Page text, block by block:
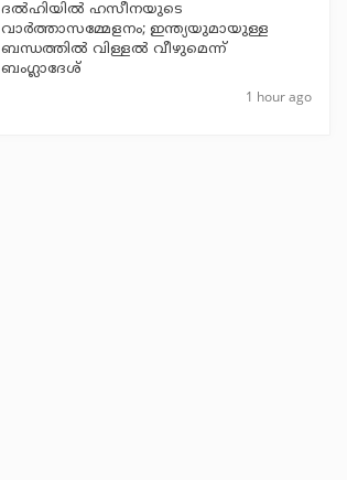
ദല്‍ഹിയില്‍ ഹസീനയുടെ
വാര്‍ത്താസമ്മേളനം; ഇന്ത്യയുമായുള്ള
ബന്ധത്തില്‍ വിള്ളല്‍ വീഴുമെന്ന്
ബംഗ്ലാദേശ്
1 hour ago